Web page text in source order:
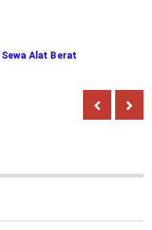
Sewa Alat Berat